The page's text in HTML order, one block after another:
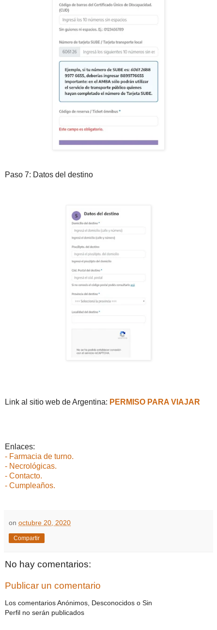
Paso 7: Datos del destino
Link al sitio web de Argentina: PERMISO PARA VIAJAR
Enlaces:
- Farmacia de turno.
- Necrológicas.
- Contacto.
- Cumpleaños.
on octubre 20, 2020
Compartir
No hay comentarios:
Publicar un comentario
Los comentarios Anónimos, Desconocidos o Sin
Perfil no serán publicados